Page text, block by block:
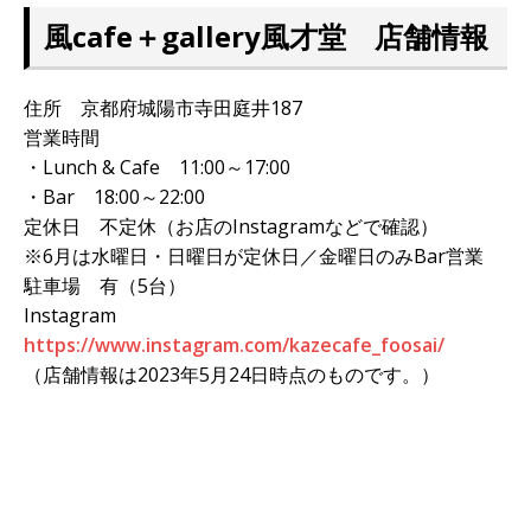
風cafe＋gallery風才堂 店舗情報
住所 京都府城陽市寺田庭井187
営業時間
・Lunch & Cafe 11:00～17:00
・Bar 18:00～22:00
定休日 不定休（お店のInstagramなどで確認）
※6月は水曜日・日曜日が定休日／金曜日のみBar営業
駐車場 有（5台）
Instagram
https://www.instagram.com/kazecafe_foosai/
（店舗情報は2023年5月24日時点のものです。）